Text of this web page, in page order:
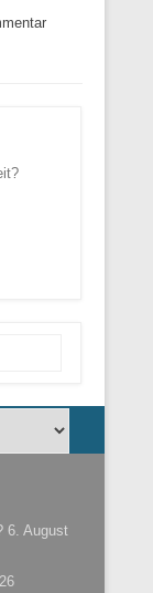
6. August